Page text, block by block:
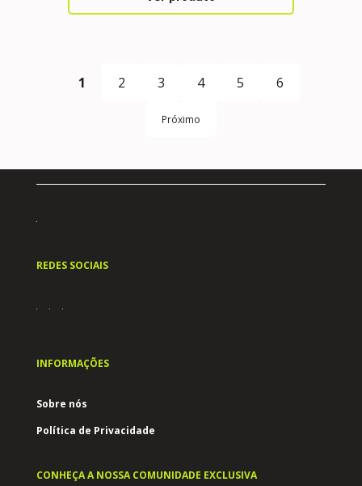
1 2 3 4 5 6
Próximo
REDES SOCIAIS
INFORMAÇÕES
Sobre nós
Política de Privacidade
CONHEÇA A NOSSA COMUNIDADE EXCLUSIVA